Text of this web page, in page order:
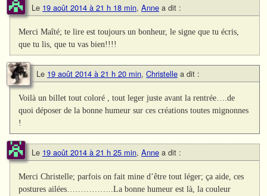
Le 19 août 2014 à 21 h 18 min, Anne a dit :
Merci Maîté; te lire est toujours un bonheur, le signe que tu écris,
que tu lis, que tu vas bien!!!!
Le 19 août 2014 à 21 h 20 min, Christelle a dit :
Voilà un billet tout coloré , tout leger juste avant la rentrée….de
quoi déposer de la bonne humeur sur ces créations toutes mignonnes
!
Le 19 août 2014 à 21 h 25 min, Anne a dit :
Merci Christelle; parfois on fait mine d’être tout léger; ça aide, ces
postures ailées……………..La bonne humeur est là, la couleur